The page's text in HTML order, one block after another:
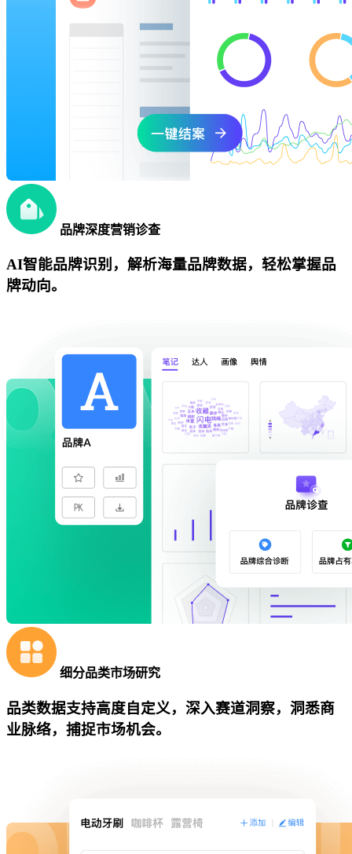
品牌深度营销诊查
AI智能品牌识别，解析海量品牌数据，轻松掌握品
牌动向。
细分品类市场研究
品类数据支持高度自定义，深入赛道洞察，洞悉商
业脉络，捕捉市场机会。